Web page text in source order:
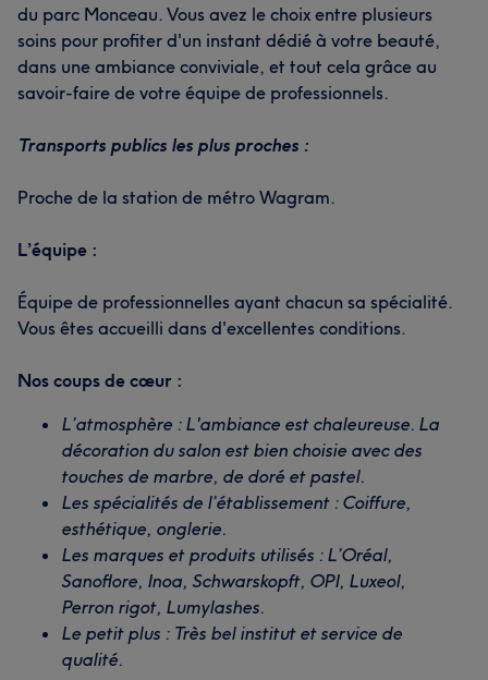
du parc Monceau. Vous avez le choix entre plusieurs
soins pour profiter d'un instant dédié à votre beauté,
dans une ambiance conviviale, et tout cela grâce au
savoir-faire de votre équipe de professionnels.
Transports publics les plus proches :
Proche de la station de métro Wagram.
L’équipe :
Équipe de professionnelles ayant chacun sa spécialité.
Vous êtes accueilli dans d'excellentes conditions.
Nos coups de cœur :
L’atmosphère : L'ambiance est chaleureuse. La
décoration du salon est bien choisie avec des
touches de marbre, de doré et pastel.
Les spécialités de l’établissement : Coiffure,
esthétique, onglerie.
Les marques et produits utilisés : L’Oréal,
Sanoflore, Inoa, Schwarskopft, OPI, Luxeol,
Perron rigot, Lumylashes.
Le petit plus : Très bel institut et service de
qualité.